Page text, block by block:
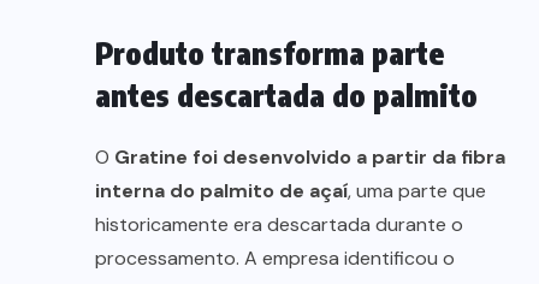
Produto transforma parte
antes descartada do palmito
O Gratine foi desenvolvido a partir da fibra
interna do palmito de açaí, uma parte que
historicamente era descartada durante o
processamento. A empresa identificou o